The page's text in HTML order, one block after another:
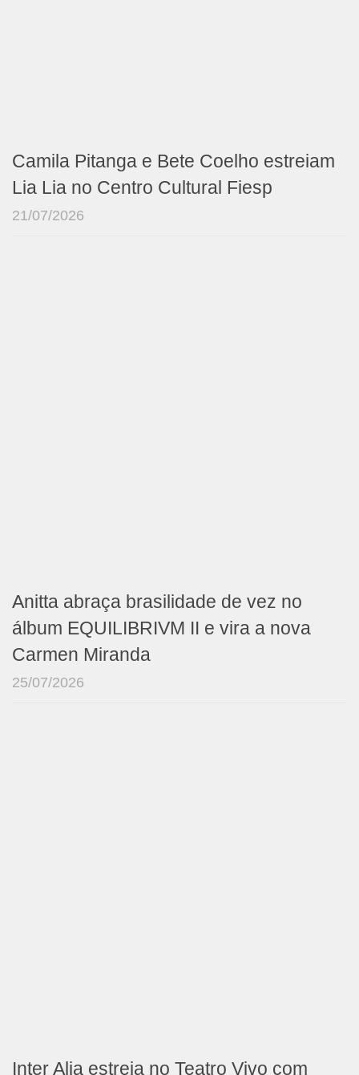
Camila Pitanga e Bete Coelho estreiam
Lia Lia no Centro Cultural Fiesp
21/07/2026
Anitta abraça brasilidade de vez no
álbum EQUILIBRIVM II e vira a nova
Carmen Miranda
25/07/2026
Inter Alia estreia no Teatro Vivo com